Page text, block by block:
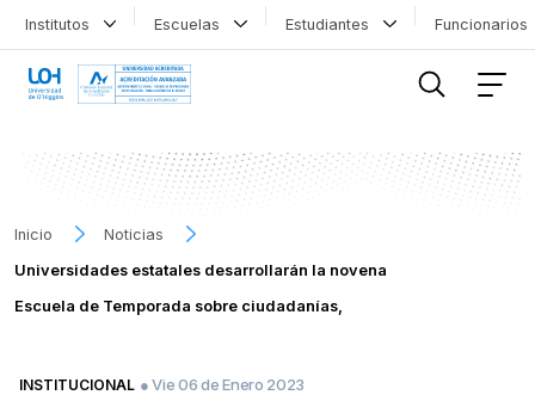
Institutos Escuelas Estudiantes
Inicio
Noticias
Universidades estatales desarrollarán la novena
Escuela de Temporada sobre ciudadanías,
INSTITUCIONAL ● Vie 06 de Enero 2023